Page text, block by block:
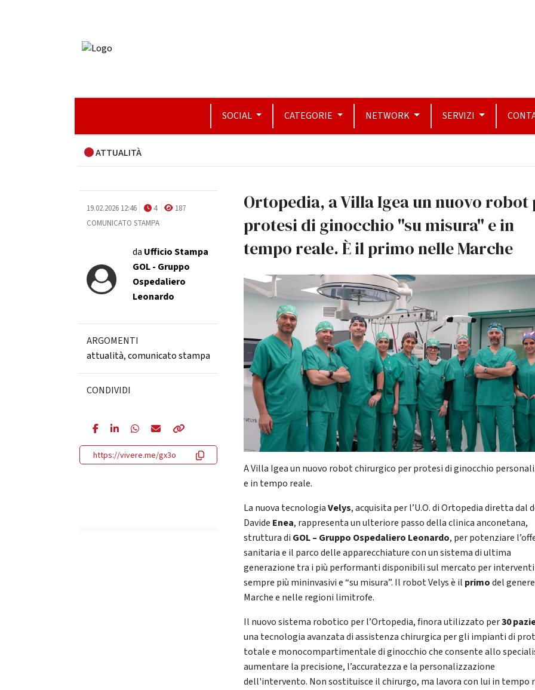
SOCIAL CATEGORIE NETWORK SERVIZI
ATTUALITÀ
19.02.2026 12:46 4
187
COMUNICATO STAMPA
da Ufficio Stampa
GOL - Gruppo
Ospedaliero
Leonardo
ARGOMENTI
attualità,comunicato stampa
CONDIVIDI
https://vivere.me/gx3o
Ortopedia, a Villa Igea un nuovo robot
protesi di ginocchio "su misura" e in
tempo reale. È il primo nelle Marche
A Villa Igea un nuovo robot chirurgico per protesi di ginocchio
e in tempo reale.
La nuova tecnologiaVelys, acquisita per l’U.O. di Ortopedia diretta dal
Davide Enea, rappresenta un ulteriore passo della clinica anconetana,
struttura di GOL – Gruppo Ospedaliero Leonardo, per potenziare
sanitaria e il parco delle apparecchiature con un sistema di ultima
generazione tra i più performanti disponibili sul mercato per interventi
sempre più mininvasivi e “su misura”. Il robot Velys è il primodel
Marche e nelle regioni limitrofe.
Il nuovo sistema robotico per l’Ortopedia, finora utilizzato per30
una tecnologia avanzata di assistenza chirurgica per gli impianti di
totale e monocompartimentale di ginocchio che consente allo
aumentare la precisione, l’accuratezza e la personalizzazione
dell'intervento. Non sostituisce il chirurgo, ma lavora con lui in tempo